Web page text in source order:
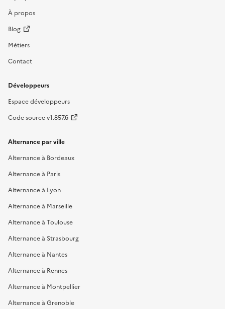
À propos
Blog
Métiers
Contact
Développeurs
Espace développeurs
Code source v1.857.6
Alternance par ville
Alternance à Bordeaux
Alternance à Paris
Alternance à Lyon
Alternance à Marseille
Alternance à Toulouse
Alternance à Strasbourg
Alternance à Nantes
Alternance à Rennes
Alternance à Montpellier
Alternance à Grenoble